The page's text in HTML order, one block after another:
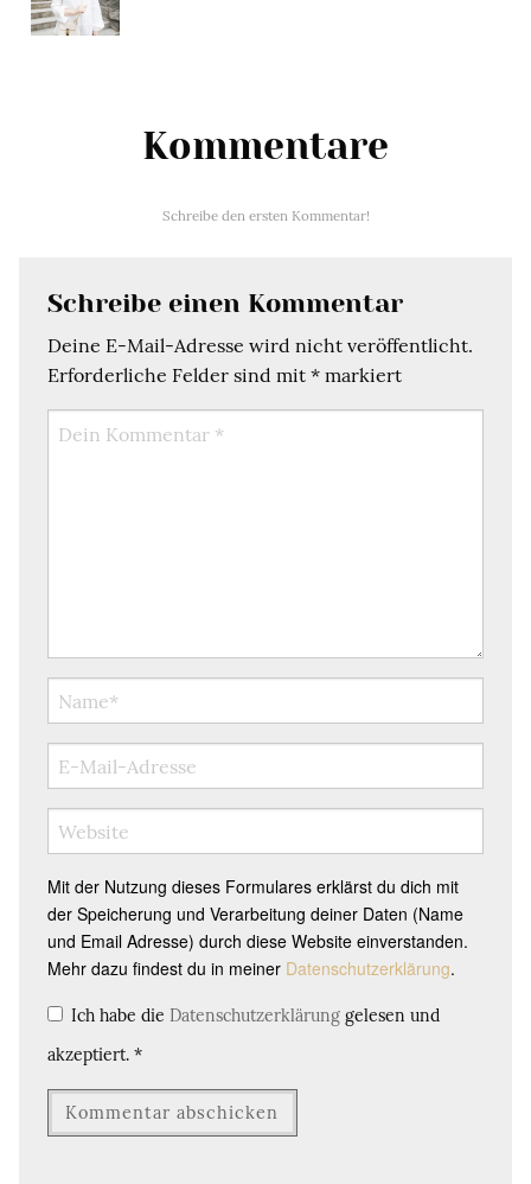
Kommentare
Schreibe den ersten Kommentar!
Schreibe einen Kommentar
Deine E-Mail-Adresse wird nicht veröffentlicht.
Erforderliche Felder sind mit * markiert
Mit der Nutzung dieses Formulares erklärst du dich mit
der Speicherung und Verarbeitung deiner Daten (Name
und Email Adresse) durch diese Website einverstanden.
Mehr dazu findest du in meiner Datenschutzerklärung.
Ich habe die Datenschutzerklärung gelesen und
akzeptiert. *